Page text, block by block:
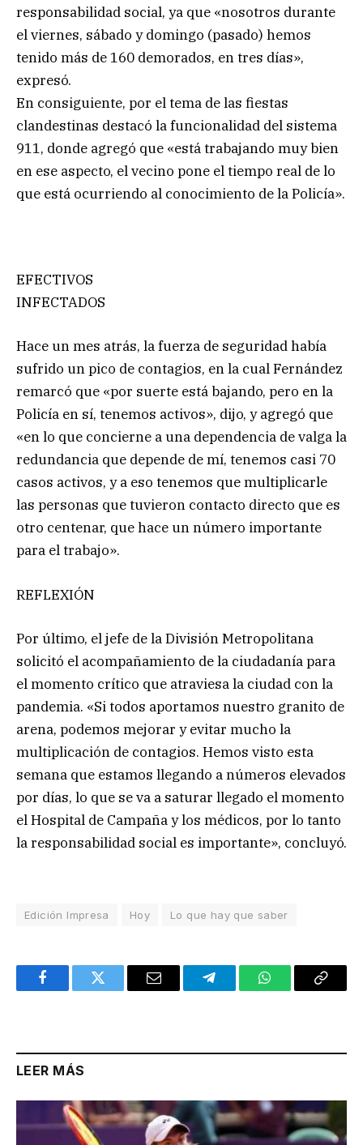
responsabilidad social, ya que «nosotros durante
el viernes, sábado y domingo (pasado) hemos
tenido más de 160 demorados, en tres días»,
expresó.
En consiguiente, por el tema de las fiestas
clandestinas destacó la funcionalidad del sistema
911, donde agregó que «está trabajando muy bien
en ese aspecto, el vecino pone el tiempo real de lo
que está ocurriendo al conocimiento de la Policía».
EFECTIVOS
INFECTADOS
Hace un mes atrás, la fuerza de seguridad había
sufrido un pico de contagios, en la cual Fernández
remarcó que «por suerte está bajando, pero en la
Policía en sí, tenemos activos», dijo, y agregó que
«en lo que concierne a una dependencia de valga la
redundancia que depende de mí, tenemos casi 70
casos activos, y a eso tenemos que multiplicarle
las personas que tuvieron contacto directo que es
otro centenar, que hace un número importante
para el trabajo».
REFLEXIÓN
Por último, el jefe de la División Metropolitana
solicitó el acompañamiento de la ciudadanía para
el momento crítico que atraviesa la ciudad con la
pandemia. «Si todos aportamos nuestro granito de
arena, podemos mejorar y evitar mucho la
multiplicación de contagios. Hemos visto esta
semana que estamos llegando a números elevados
por días, lo que se va a saturar llegado el momento
el Hospital de Campaña y los médicos, por lo tanto
la responsabilidad social es importante», concluyó.
Edición Impresa Hoy Lo que hay que saber
FacebookTwitter Email TelegramWhatsAppCopy
LEER MÁS